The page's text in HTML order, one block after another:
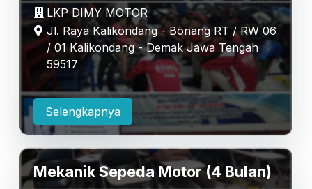
LKP DIMY MOTOR
Jl. Raya Kalikondang - Bonang RT / RW 06
/ 01 Kalikondang - Demak Jawa Tengah
59517
Selengkapnya
Mekanik Sepeda Motor (4 Bulan)